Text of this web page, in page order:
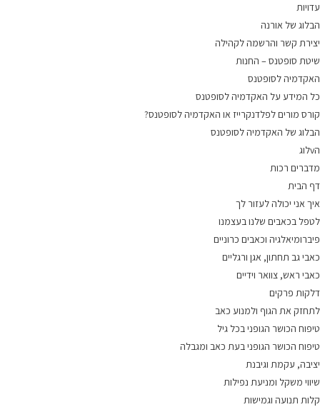
עדויות
הבלוג של אורנה
יצירת קשר והרשמה לקהילה
שיטת סופטנס – החנות
האקדמיה לסופטנס
כל המידע על האקדמיה לסופטנס
קורס מורים לפלדנקרייז או האקדמיה לסופטנס?
הבלוג של האקדמיה לסופטנס
הvלוג
מדברים רכות
דף הבית
איך אני יכולה לעזור לך
לטפל בכאבים שלנו בעצמנו
פיברומיאלגיה וכאבים כרוניים
כאבי גב תחתון, אגן ורגליים
כאבי ראש, צוואר וידיים
דלקות פרקים
לתחזק את הגוף ולמנוע כאב
טיפוח הכושר הגופני בכל גיל
טיפוח הכושר הגופני בעת כאב ומגבלה
יציבה, עקמת וגיבנת
שיווי משקל ומניעת נפילות
קלות תנועה וגמישות